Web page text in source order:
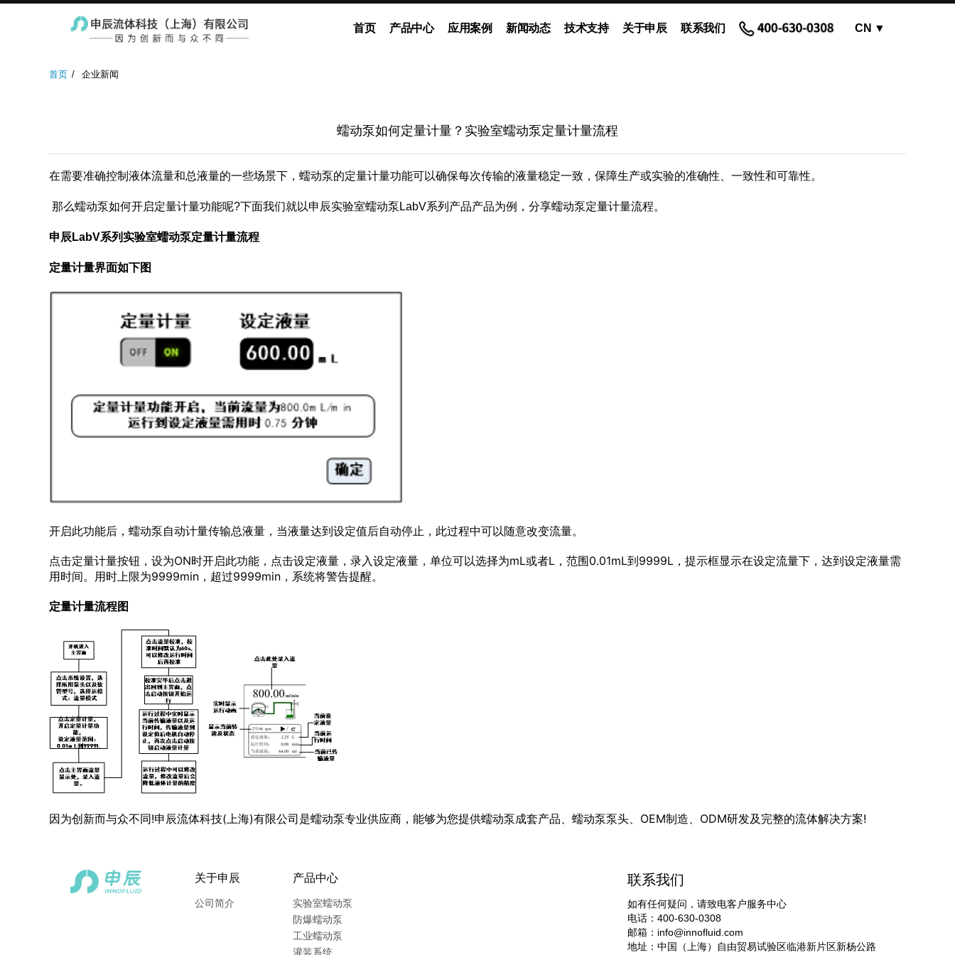
首页 产品中心 应用案例 新闻动态 技术支持 关于申辰 联系我们 CN ▼
首页 企业新闻
蠕动泵如何定量计量？实验室蠕动泵定量计量流程
在需要准确控制液体流量和总液量的一些场景下，蠕动泵的定量计量功能可以确保每次传输的液量稳定一致，保障生产或实验的准确性、一致性和可靠性。
那么蠕动泵如何开启定量计量功能呢?下面我们就以申辰实验室蠕动泵LabV系列产品产品为例，分享蠕动泵定量计量流程。
申辰LabV系列实验室蠕动泵定量计量流程
定量计量界面如下图
开启此功能后，蠕动泵自动计量传输总液量，当液量达到设定值后自动停止，此过程中可以随意改变流量。
点击定量计量按钮，设为ON时开启此功能，点击设定液量，录入设定液量，单位可以选择为mL或者L，范围0.01mL到9999L，提示框显示在设定流量下，达到设定液量需
用时间。用时上限为9999min，超过9999min，系统将警告提醒。
定量计量流程图
因为创新而与众不同!申辰流体科技(上海)有限公司是蠕动泵专业供应商，能够为您提供蠕动泵成套产品、蠕动泵泵头、OEM制造、ODM研发及完整的流体解决方案!
关于申辰
公司简介
产品中心
实验室蠕动泵
防爆蠕动泵
工业蠕动泵
灌装系统
联系我们
如有任何疑问，请致电客户服务中心
电话：400-630-0308
邮箱： info@innofluid.com
地址：中国（上海）自由贸易试验区临港新片区新杨公路